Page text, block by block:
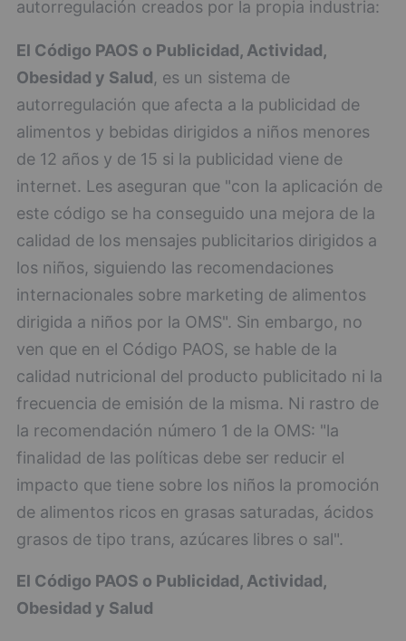
autorregulación creados por la propia industria:
El Código PAOS o Publicidad, Actividad,
Obesidad y Salud, es un sistema de
autorregulación que afecta a la publicidad de
alimentos y bebidas dirigidos a niños menores
de 12 años y de 15 si la publicidad viene de
internet. Les aseguran que "con la aplicación de
este código se ha conseguido una mejora de la
calidad de los mensajes publicitarios dirigidos a
los niños, siguiendo las recomendaciones
internacionales sobre marketing de alimentos
dirigida a niños por la OMS". Sin embargo, no
ven que en el Código PAOS, se hable de la
calidad nutricional del producto publicitado ni la
frecuencia de emisión de la misma. Ni rastro de
la recomendación número 1 de la OMS: "la
finalidad de las políticas debe ser reducir el
impacto que tiene sobre los niños la promoción
de alimentos ricos en grasas saturadas, ácidos
grasos de tipo trans, azúcares libres o sal".
El Código PAOS o Publicidad, Actividad,
Obesidad y Salud